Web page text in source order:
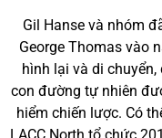
Gil Hanse và nhóm
George Thomas vào
hình lại và di
con đường tự nhiên
hiểm chiến lược. Có